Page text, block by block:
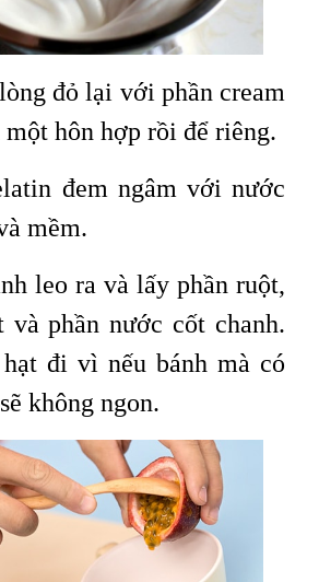
đỏ lại với phần cream
một hôn hợp rồi để riêng.
đem ngâm với nước
mềm.
leo ra và lấy phần ruột,
và phần nước cốt chanh.
đi vì nếu bánh mà có
không ngon.